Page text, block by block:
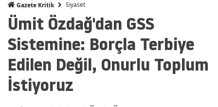
Gazete Kritik Siyaset
Ümit Özdağ'dan GSS
Sistemine: Borçla Terbiye
Edilen Değil, Onurlu Toplum
İstiyoruz